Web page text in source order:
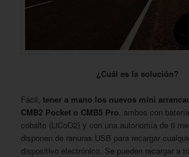
¿Cuál es la solución?
Fácil,tener a mano los nuevos mini
CMB2 Pocket o CMB5 Pro, ambos con
cobalto (LiCoO2) y con una autonomía de 6
disponen de ranuras USB para recargar
dispositivo electrónico. Se pueden recargar a